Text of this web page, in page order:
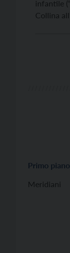
infantile
Collina
Primo piano
Meridiani